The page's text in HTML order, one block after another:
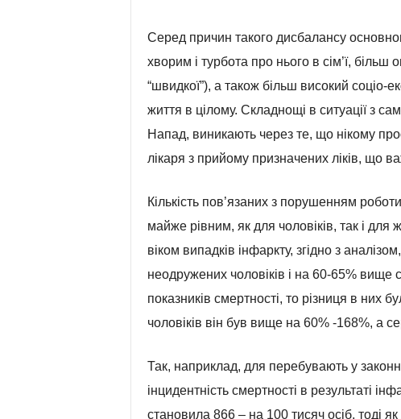
Серед причин такого дисбалансу
хворим і турбота про нього в сім’ї, більш
“швидкої”), а також більш високий соціо-
життя в цілому. Складнощі в ситуації з
Напад, виникають через те, що нікому
лікаря з прийому призначених ліків, що
Кількість пов’язаних з порушенням
майже рівним, як для чоловіків, так і
віком випадків інфаркту, згідно з
неодружених чоловіків і на 60-65%
показників смертності, то різниця в
чоловіків він був вище на 60% -168%, а
Так, наприклад, для перебувають у
інцидентність смертності в результаті
становила 866 – на 100 тисяч осіб, тоді